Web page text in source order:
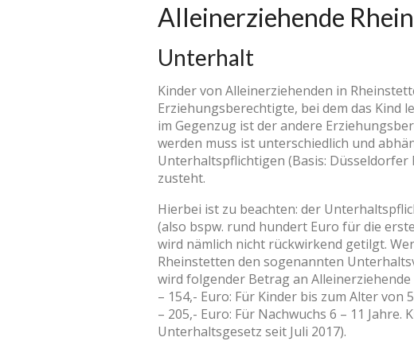
Alleinerziehende
Unterhalt
Kinder von Alleinerziehenden in
Erziehungsberechtigte, bei dem das Kind
im Gegenzug ist der andere
werden muss ist unterschiedlich und
Unterhaltspflichtigen (Basis:
zusteht.
Hierbei ist zu beachten: der
(also bspw. rund hundert Euro für die
wird nämlich nicht rückwirkend getilgt.
Rheinstetten den sogenannten
wird folgender Betrag an
– 154,- Euro: Für Kinder bis zum Alter von
– 205,- Euro: Für Nachwuchs 6 – 11
Unterhaltsgesetz seit Juli 2017).